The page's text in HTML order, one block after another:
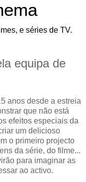
e séries de TV.
equipa de
anos desde a estreia
que não está
efeitos especiais da
um delicioso
o primeiro projecto
da série, do filme...
para imaginar as
ao activo.